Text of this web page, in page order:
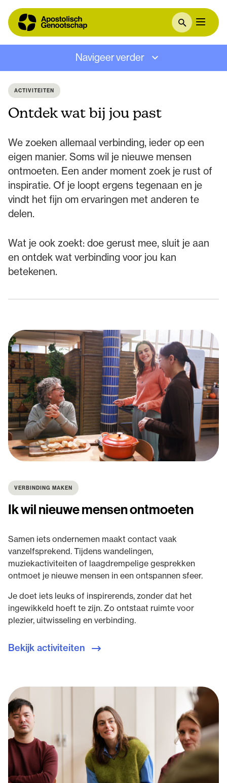
Navigeer verder
ACTIVITEITEN
Ontdek wat bij jou past
We zoeken allemaal verbinding, ieder op een
eigen manier. Soms wil je nieuwe mensen
ontmoeten. Een ander moment zoek je rust of
inspiratie. Of je loopt ergens tegenaan en je
vindt het fijn om ervaringen met anderen te
delen.
Wat je ook zoekt: doe gerust mee, sluit je aan
en ontdek wat verbinding voor jou kan
betekenen.
VERBINDING MAKEN
Ik wil nieuwe mensen ontmoeten
Samen iets ondernemen maakt contact vaak
vanzelfsprekend. Tijdens wandelingen,
muziekactiviteiten of laagdrempelige gesprekken
ontmoet je nieuwe mensen in een ontspannen sfeer.
Je doet iets leuks of inspirerends, zonder dat het
ingewikkeld hoeft te zijn. Zo ontstaat ruimte voor
plezier, uitwisseling en verbinding.
Bekijk activiteiten